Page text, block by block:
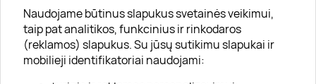
Naudojame būtinus slapukus svetainės veikimui,
taip pat analitikos, funkcinius ir rinkodaros
(reklamos) slapukus. Su jūsų sutikimu slapukai ir
mobilieji identifikatoriai naudojami:
Apie „Gera Dovana“
Lojalumo klubas
Karjera